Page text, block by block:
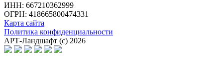
ИНН: 667210362999
ОГРН: 418665800474331
Карта сайта
Политика конфиденциальности
АРТ-Ландшафт (с) 2026